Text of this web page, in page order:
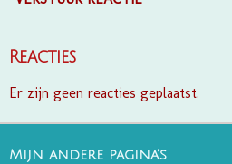
Reacties
Er zijn geen reacties geplaatst.
Mijn andere pagina's